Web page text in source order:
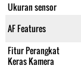
Ukuran sensor
AF Features
Fitur Perangkat
Keras Kamera